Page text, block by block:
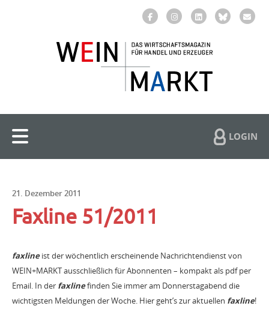
LOGIN
21. Dezember 2011
Faxline 51/2011
faxlineist der wöchentlich erscheinende Nachrichtendienst von
WEIN+MARKT ausschließlich für Abonnenten – kompakt als pdf per
Email. In der faxlinefinden Sie immer am Donnerstagabend die
wichtigsten Meldungen der Woche. Hier geht’s zur aktuellen faxline!